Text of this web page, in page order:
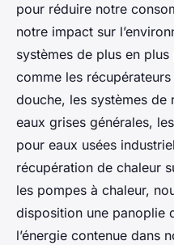
pour réduire notre
notre impact sur
systèmes de plus en
comme les
douche, les systèmes de
eaux grises générales,
pour eaux usées
récupération de chaleur
les pompes à chaleur,
disposition une panoplie
l’énergie contenue dans